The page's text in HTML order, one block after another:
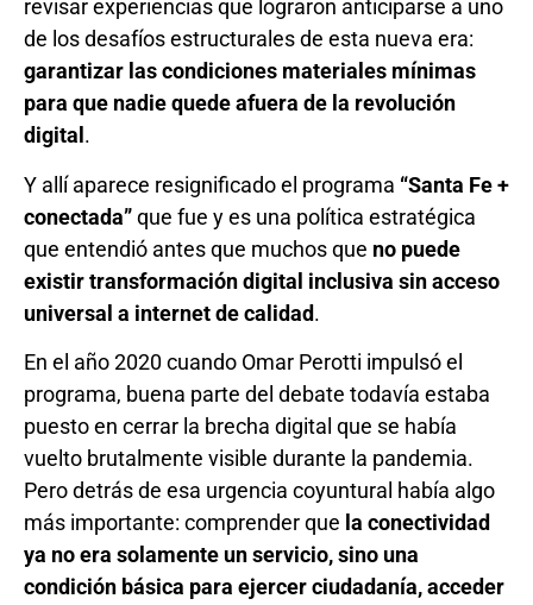
revisar experiencias que lograron anticiparse a uno
de los desafíos estructurales de esta nueva era:
garantizar las condiciones materiales mínimas
para que nadie quede afuera de la revolución
digital .
Y allí aparece resignificado el programa “Santa Fe +
conectada”que fue y es una política estratégica
que entendió antes que muchos que no puede
existir transformación digital inclusiva sin acceso
universal a internet de calidad.
En el año 2020 cuando Omar Perotti impulsó el
programa, buena parte del debate todavía estaba
puesto en cerrar la brecha digital que se había
vuelto brutalmente visible durante la pandemia.
Pero detrás de esa urgencia coyuntural había algo
más importante: comprender que la conectividad
ya no era solamente un servicio, sino una
condición básica para ejercer ciudadanía, acceder